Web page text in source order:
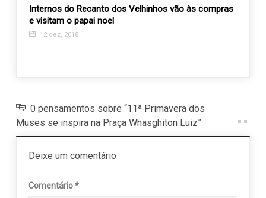
Internos do Recanto dos Velhinhos vão às compras
e visitam o papai noel
12 dez, 2018
0 pensamentos sobre “11ª Primavera dos
Muses se inspira na Praça Whasghiton Luiz”
Deixe um comentário
Comentário*